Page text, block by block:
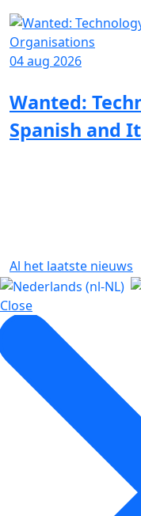
04 aug 2026
Wanted:
Spanish and
Al het laatste nieuws
Close